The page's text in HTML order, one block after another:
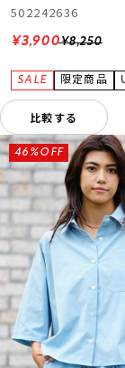
502242636
¥8,250
¥3,900
比較する
46%OFF